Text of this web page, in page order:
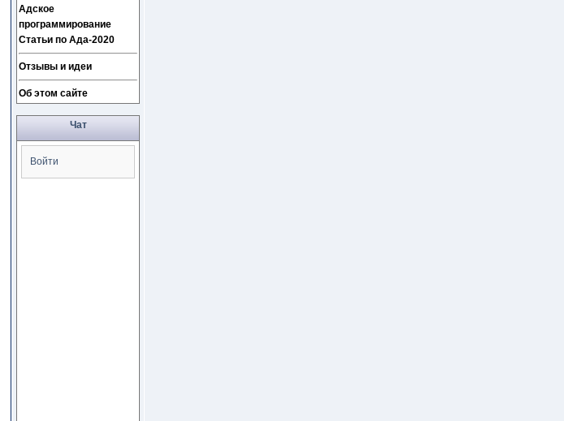
Адское
программирование
Статьи по Ада-2020
Отзывы и идеи
Об этом сайте
Чат
Войти